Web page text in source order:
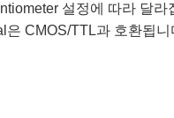
설정에 따라 달
CMOS/TTL과 호환됩